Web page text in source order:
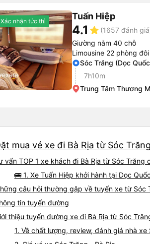
Xác nhận tức thì Tuấn Hiệp
4.1 star (1657 đánh
Giường nằm 40 chỗ
Limousine 22 phòng đôi
Sóc Trăng (Dọc
7h10m
Trung Tâm Thương
mua vé xe đi Bà Rịa từ Sóc
vấn TOP 1 xe khách đi Bà Rịa từ Sóc
🚌 1. Xe Tuấn Hiệp khởi hành tại Dọc
câu hỏi thường gặp về tuyến xe từ Sóc
tin tuyến đường
thiệu tuyến đường xe đi Bà Rịa từ Sóc
1. Về chất lượng, review, đánh giá nhà xe